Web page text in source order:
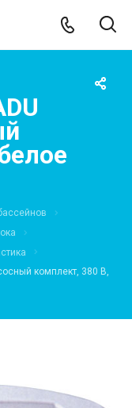
комплект, 380 В,